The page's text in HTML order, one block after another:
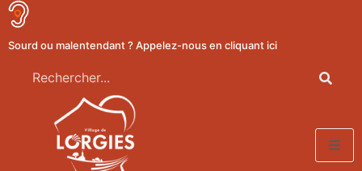
Sourd ou malentendant ? Appelez-nous en cliquant ici